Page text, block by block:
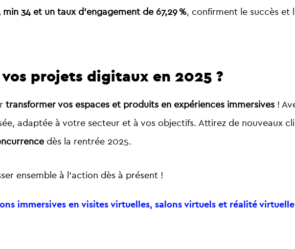
34 et un taux d’engagement de 67,29 %, confirment le succès et
projets digitaux en 2025 ?
transformer vos espaces et produits en expériences immersives !
adaptée à votre secteur et à vos objectifs. Attirez de nouveaux
dès la rentrée 2025.
ensemble à l’action dès à présent !
immersives en visites virtuelles, salons virtuels et réalité virtuelle